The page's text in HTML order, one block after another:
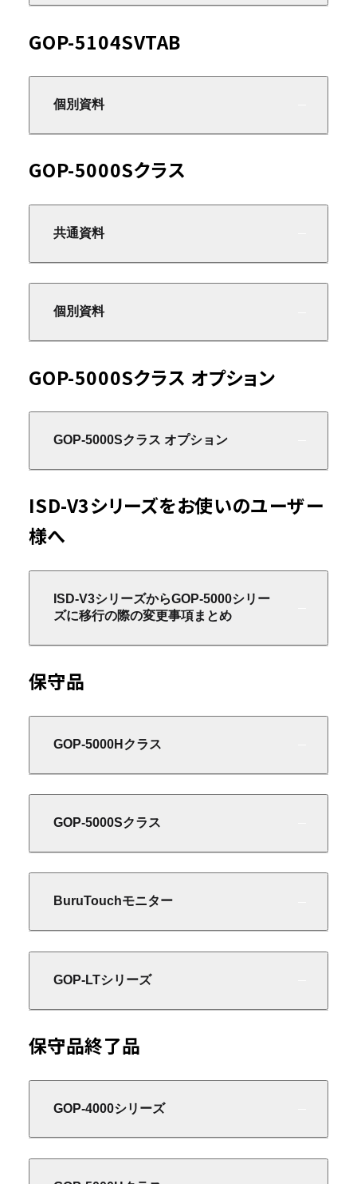
GOP-5104SVTAB
個別資料
GOP-5000Sクラス
共通資料
個別資料
GOP-5000Sクラス オプション
GOP-5000Sクラス オプション
ISD-V3シリーズをお使いのユーザー
様へ
ISD-V3シリーズからGOP-5000シリー
ズに移行の際の変更事項まとめ
保守品
GOP-5000Hクラス
GOP-5000Sクラス
BuruTouchモニター
GOP-LTシリーズ
保守品終了品
GOP-4000シリーズ